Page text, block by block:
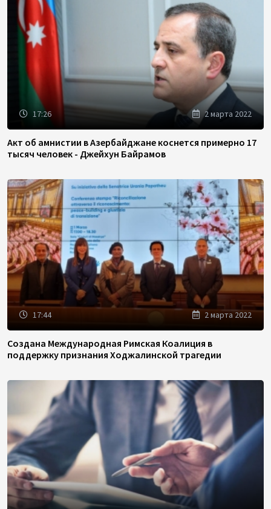
17:26 2 марта 2022
Акт об амнистии в Азербайджане коснется примерно 17
тысяч человек - Джейхун Байрамов
17:44 2 марта 2022
Создана Международная Римская Коалиция в
поддержку признания Ходжалинской трагедии